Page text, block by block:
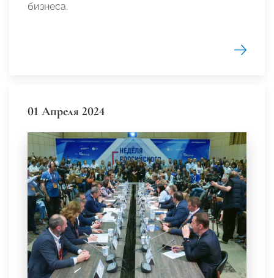
бизнеса.
01 Апреля 2024